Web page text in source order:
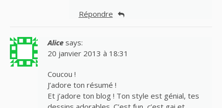
Répondre
Alice says:
20 janvier 2013 à 18:31
Coucou !
J’adore ton résumé !
Et j’adore ton blog ! Ton style est génial, tes